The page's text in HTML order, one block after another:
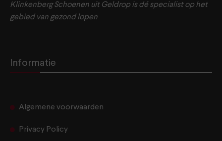
Klinkenberg Schoenen uit Geldrop is dé specialist op het
gebied van gezond lopen
Informatie
Algemene voorwaarden
Privacy Policy